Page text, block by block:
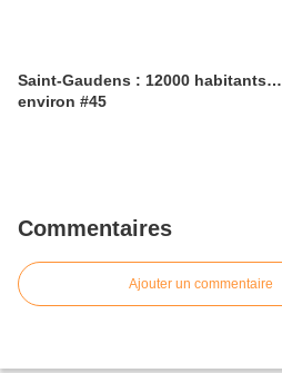
Saint-Gaudens : 12000 habitants…
environ #45
Commentaires
Ajouter un commentaire